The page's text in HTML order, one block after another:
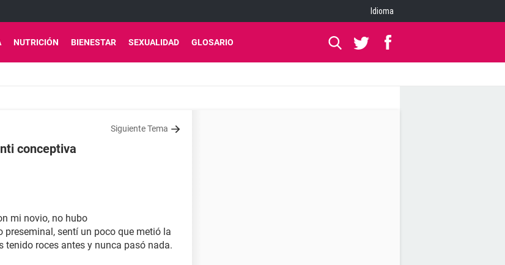
Idioma
NUTRICIÓN BIENESTAR SEXUALIDAD GLOSARIO
Siguiente Tema
conceptiva
mi novio, no hubo
sentí un poco que metió la
roces antes y nunca pasó nada.